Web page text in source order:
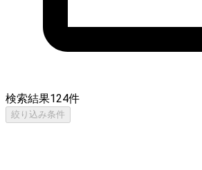
検索結果124件
絞り込み条件